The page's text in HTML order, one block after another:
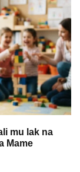
mu lak na
Mame